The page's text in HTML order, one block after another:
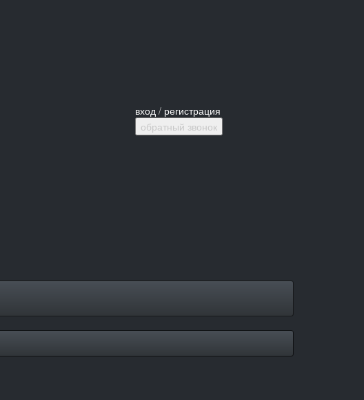
вход/ регистрация
обратный звонок